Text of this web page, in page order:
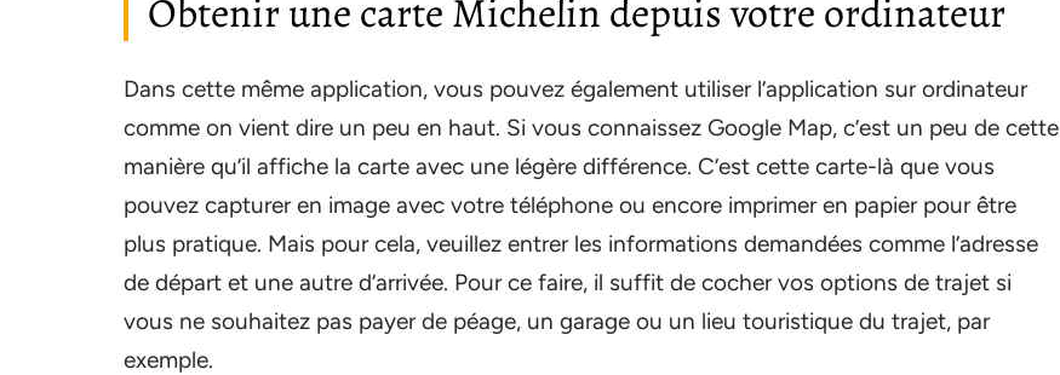
Obtenir une carte Michelin depuis votre ordinateur
Dans cette même application, vous pouvez également utiliser l’application sur ordinateur
comme on vient dire un peu en haut. Si vous connaissez Google Map, c’est un peu de cette
manière qu’il affiche la carte avec une légère différence. C’est cette carte-là que vous
pouvez capturer en image avec votre téléphone ou encore imprimer en papier pour être
plus pratique. Mais pour cela, veuillez entrer les informations demandées comme l’adresse
de départ et une autre d’arrivée. Pour ce faire, il suffit de cocher vos options de trajet si
vous ne souhaitez pas payer de péage, un garage ou un lieu touristique du trajet, par
exemple.